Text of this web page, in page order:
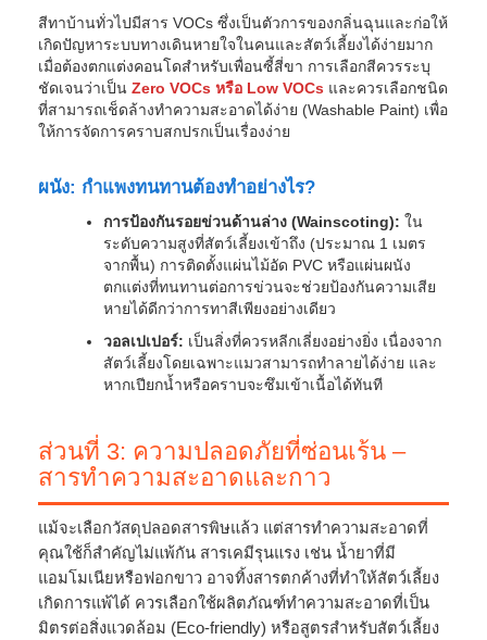
สีทาบ้านทั่วไปมีสาร VOCs ซึ่งเป็นตัวการของกลิ่นฉุนและก่อให้
เกิดปัญหาระบบทางเดินหายใจในคนและสัตว์เลี้ยงได้ง่ายมาก
เมื่อต้องตกแต่งคอนโดสำหรับเพื่อนซี้สี่ขา การเลือกสีควรระบุ
ชัดเจนว่าเป็น Zero VOCs หรือ Low VOCs และควรเลือกชนิด
ที่สามารถเช็ดล้างทำความสะอาดได้ง่าย (Washable Paint) เพื่อ
ให้การจัดการคราบสกปรกเป็นเรื่องง่าย
ผนัง: กำแพงทนทานต้องทำอย่างไร?
การป้องกันรอยข่วนด้านล่าง (Wainscoting): ใน
ระดับความสูงที่สัตว์เลี้ยงเข้าถึง (ประมาณ 1 เมตร
จากพื้น) การติดตั้งแผ่นไม้อัด PVC หรือแผ่นผนัง
ตกแต่งที่ทนทานต่อการข่วนจะช่วยป้องกันความเสีย
หายได้ดีกว่าการทาสีเพียงอย่างเดียว
วอลเปเปอร์: เป็นสิ่งที่ควรหลีกเลี่ยงอย่างยิ่ง เนื่องจาก
สัตว์เลี้ยงโดยเฉพาะแมวสามารถทำลายได้ง่าย และ
หากเปียกน้ำหรือคราบจะซึมเข้าเนื้อได้ทันที
ส่วนที่ 3: ความปลอดภัยที่ซ่อนเร้น –
สารทำความสะอาดและกาว
แม้จะเลือกวัสดุปลอดสารพิษแล้ว แต่สารทำความสะอาดที่
คุณใช้ก็สำคัญไม่แพ้กัน สารเคมีรุนแรง เช่น น้ำยาที่มี
แอมโมเนียหรือฟอกขาว อาจทิ้งสารตกค้างที่ทำให้สัตว์เลี้ยง
เกิดการแพ้ได้ ควรเลือกใช้ผลิตภัณฑ์ทำความสะอาดที่เป็น
มิตรต่อสิ่งแวดล้อม (Eco-friendly) หรือสูตรสำหรับสัตว์เลี้ยง